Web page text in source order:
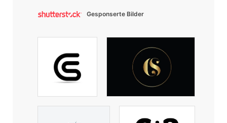
Gesponserte Bilder